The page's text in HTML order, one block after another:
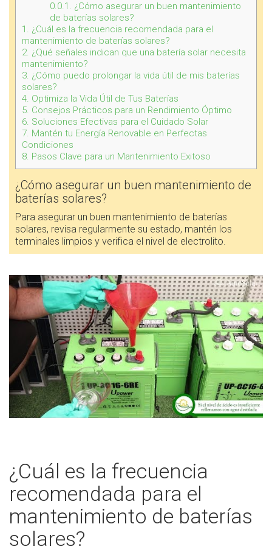
0.0.1. ¿Cómo asegurar un buen mantenimiento
de baterías solares?
1. ¿Cuál es la frecuencia recomendada para el
mantenimiento de baterías solares?
2. ¿Qué señales indican que una batería solar necesita
mantenimiento?
3. ¿Cómo puedo prolongar la vida útil de mis baterías
solares?
4. Optimiza la Vida Útil de Tus Baterías
5. Consejos Prácticos para un Rendimiento Óptimo
6. Soluciones Efectivas para el Cuidado Solar
7. Mantén tu Energía Renovable en Perfectas
Condiciones
8. Pasos Clave para un Mantenimiento Exitoso
¿Cómo asegurar un buen mantenimiento de
baterías solares?
Para asegurar un buen mantenimiento de baterías
solares, revisa regularmente su estado, mantén los
terminales limpios y verifica el nivel de electrolito.
¿Cuál es la frecuencia
recomendada para el
mantenimiento de baterías
solares?